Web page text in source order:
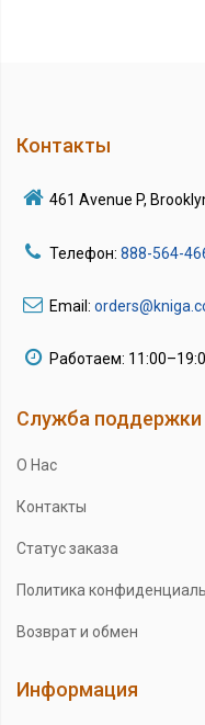
Контакты
461 Avenue P,
Телефон: 888-564-
Email:
Работаем:
Служба поддержки
О Нас
Контакты
Статус заказа
Политика
Возврат и обмен
Информация